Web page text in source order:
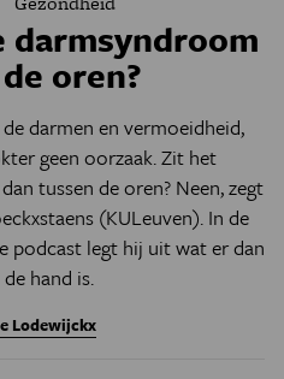
oren?
darmen en vermoeidheid,
geen oorzaak. Zit het
tussen de oren? Neen, zegt
(KULeuven). In de
podcast legt hij uit wat er dan
hand is.
Lodewijckx